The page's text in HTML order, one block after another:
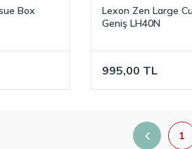
Box
Lexon Zen Large
Geniş LH40N
995,00 TL
1